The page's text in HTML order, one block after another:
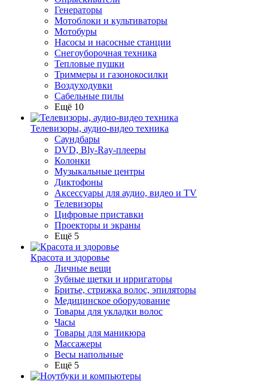
Генераторы
Мотоблоки и культиваторы
Мотобуры
Насосы и насосные станции
Снегоуборочная техника
Тепловые пушки
Триммеры и газонокосилки
Воздуходувки
Сабельные пилы
Ещё 10
Телевизоры, аудио-видео техника
Саундбары
DVD, Bly-Ray-плееры
Колонки
Музыкальные центры
Диктофоны
Аксессуары для аудио, видео и TV
Телевизоры
Цифровые приставки
Проекторы и экраны
Ещё 5
Красота и здоровье
Личные вещи
Зубные щетки и ирригаторы
Бритье, стрижка волос, эпиляторы
Медицинское оборудование
Товары для укладки волос
Часы
Товары для маникюра
Массажеры
Весы напольные
Ещё 5